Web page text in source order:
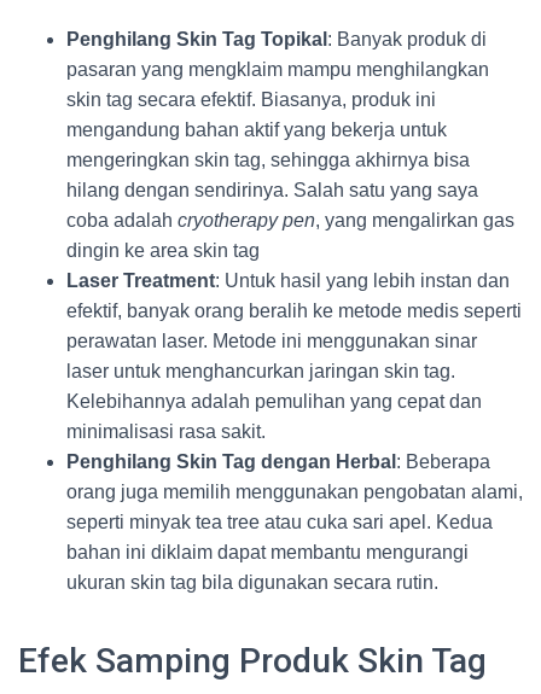
Penghilang Skin Tag Topikal : Banyak produk di
pasaran yang mengklaim mampu menghilangkan
skin tag secara efektif. Biasanya, produk ini
mengandung bahan aktif yang bekerja untuk
mengeringkan skin tag, sehingga akhirnya bisa
hilang dengan sendirinya. Salah satu yang saya
coba adalah cryotherapy pen, yang mengalirkan gas
dingin ke area skin tag
Laser Treatment: Untuk hasil yang lebih instan dan
efektif, banyak orang beralih ke metode medis seperti
perawatan laser. Metode ini menggunakan sinar
laser untuk menghancurkan jaringan skin tag.
Kelebihannya adalah pemulihan yang cepat dan
minimalisasi rasa sakit.
Penghilang Skin Tag dengan Herbal : Beberapa
orang juga memilih menggunakan pengobatan alami,
seperti minyak tea tree atau cuka sari apel. Kedua
bahan ini diklaim dapat membantu mengurangi
ukuran skin tag bila digunakan secara rutin.
Efek Samping Produk Skin Tag